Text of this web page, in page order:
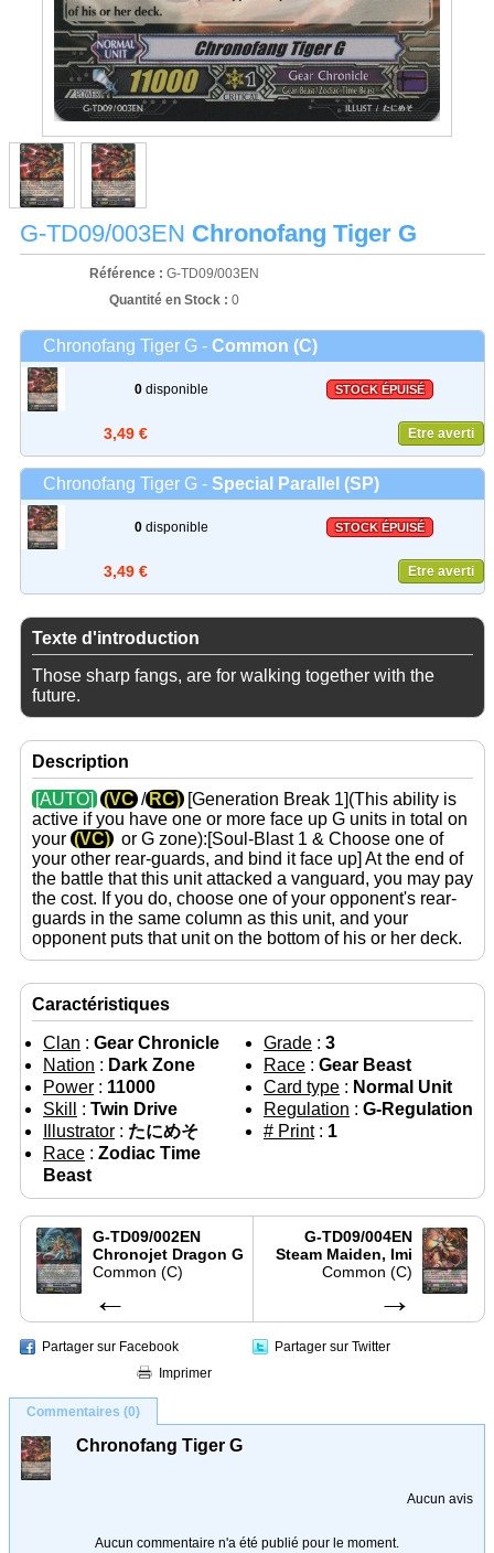
G-TD09/003EN Chronofang Tiger G
Référence : G-TD09/003EN
Quantité en Stock : 0
Chronofang Tiger G - Common (C)
0 disponible STOCK ÉPUISÉ
3,49 € Etre averti
Chronofang Tiger G - Special Parallel (SP)
0 disponible STOCK ÉPUISÉ
3,49 € Etre averti
Texte d'introduction
Those sharp fangs, are for walking together with the
future.
Description
[AUTO]
(VC / RC) [Generation Break 1](This ability is
active if you have one or more face up G units in total on
your (VC) or G zone):[Soul-Blast 1 & Choose one of
your other rear-guards, and bind it face up] At the end of
the battle that this unit attacked a vanguard, you may pay
the cost. If you do, choose one of your opponent's rear-
guards in the same column as this unit, and your
opponent puts that unit on the bottom of his or her deck.
Caractéristiques
Clan : Gear Chronicle Grade : 3
Nation : Dark Zone Race : Gear Beast
Power : 11000 Card type : Normal Unit
Skill
: Twin Drive Regulation : G-Regulation
Illustrator : たにめそ # Print: 1
Race : Zodiac Time
Beast
G-TD09/002EN
Chronojet Dragon G
Common (C)
←
G-TD09/004EN
Steam Maiden, Imi
Common (C)
→
Partager sur Facebook
Partager sur Twitter
Imprimer
Commentaires (0)
Chronofang Tiger G
Aucun avis
Aucun commentaire n'a été publié pour le moment.